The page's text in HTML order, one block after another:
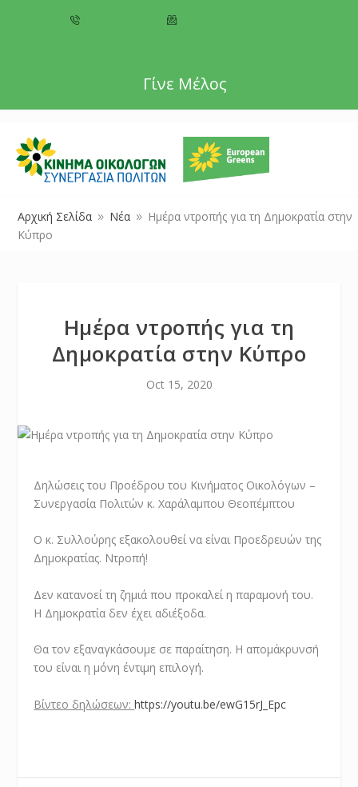
Γίνε Μέλος
Αρχική Σελίδα 9 Νέα 9
Ημέρα ντροπής για τη Δημοκρατία στην
Κύπρο
Ημέρα ντροπής για τη
Δημοκρατία στην Κύπρο
Oct 15, 2020
Δηλώσεις του Προέδρου του Κινήματος Οικολόγων –
Συνεργασία Πολιτών κ. Χαράλαμπου Θεοπέμπτου
Ο κ. Συλλούρης εξακολουθεί να είναι Προεδρευών της
Δημοκρατίας. Ντροπή!
Δεν κατανοεί τη ζημιά που προκαλεί η παραμονή του.
Η Δημοκρατία δεν έχει αδιέξοδα.
Θα τον εξαναγκάσουμε σε παραίτηση. Η απομάκρυνσή
του είναι η μόνη έντιμη επιλογή.
Βίντεο δηλώσεων:https://youtu.be/ewG15rJ_Epc